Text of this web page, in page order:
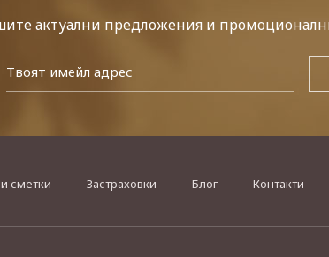
актуални предложения и
сметки Застраховки Блог Контакти